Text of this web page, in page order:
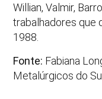
Willian, Valmir,
trabalhadores que
1988.
Fonte: Fabiana
Metalúrgicos do